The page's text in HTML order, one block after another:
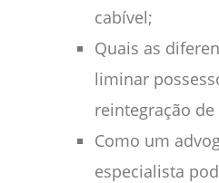
cabível;
Quais as
liminar
reintegração de
Como um
especialista